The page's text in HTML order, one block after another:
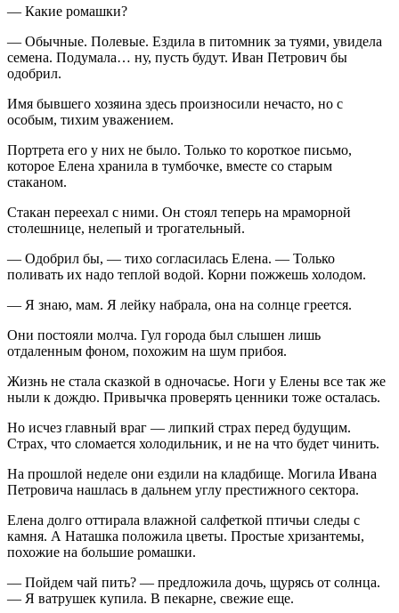
— Какие ромашки?
— Обычные. Полевые. Ездила в питомник за туями, увидела
семена. Подумала… ну, пусть будут. Иван Петрович бы
одобрил.
Имя бывшего хозяина здесь произносили нечасто, но с
особым, тихим уважением.
Портрета его у них не было. Только то короткое письмо,
которое Елена хранила в тумбочке, вместе со старым
стаканом.
Стакан переехал с ними. Он стоял теперь на мраморной
столешнице, нелепый и трогательный.
— Одобрил бы, — тихо согласилась Елена. — Только
поливать их надо теплой водой. Корни пожжешь холодом.
— Я знаю, мам. Я лейку набрала, она на солнце греется.
Они постояли молча. Гул города был слышен лишь
отдаленным фоном, похожим на шум прибоя.
Жизнь не стала сказкой в одночасье. Ноги у Елены все так же
ныли к дождю. Привычка проверять ценники тоже осталась.
Но исчез главный враг — липкий страх перед будущим.
Страх, что сломается холодильник, и не на что будет чинить.
На прошлой неделе они ездили на кладбище. Могила Ивана
Петровича нашлась в дальнем углу престижного сектора.
Елена долго оттирала влажной салфеткой птичьи следы с
камня. А Наташка положила цветы. Простые хризантемы,
похожие на большие ромашки.
— Пойдем чай пить? — предложила дочь, щурясь от солнца.
— Я ватрушек купила. В пекарне, свежие еще.